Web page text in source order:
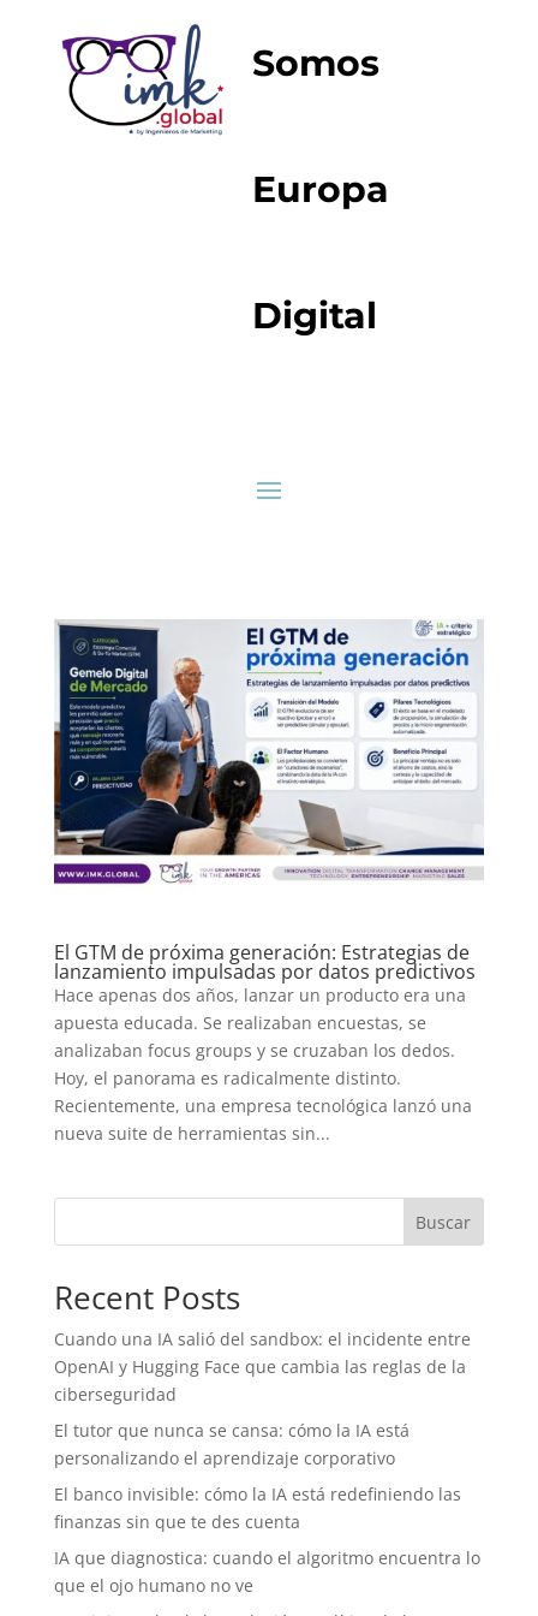
Somos
Europa
Digital
El GTM de próxima generación: Estrategias de
lanzamiento impulsadas por datos predictivos
Hace apenas dos años, lanzar un producto era una
apuesta educada. Se realizaban encuestas, se
analizaban focus groups y se cruzaban los dedos.
Hoy, el panorama es radicalmente distinto.
Recientemente, una empresa tecnológica lanzó una
nueva suite de herramientas sin...
Buscar
Recent Posts
Cuando una IA salió del sandbox: el incidente entre
OpenAI y Hugging Face que cambia las reglas de la
ciberseguridad
El tutor que nunca se cansa: cómo la IA está
personalizando el aprendizaje corporativo
El banco invisible: cómo la IA está redefiniendo las
finanzas sin que te des cuenta
IA que diagnostica: cuando el algoritmo encuentra lo
que el ojo humano no ve